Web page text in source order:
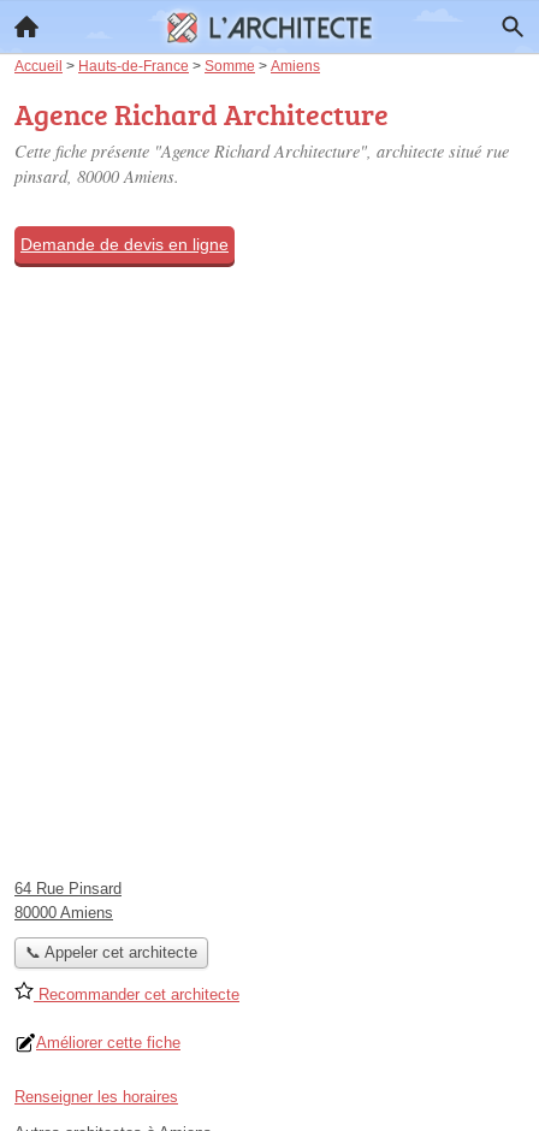
Accueil > Hauts-de-France > Somme > Amiens
Agence Richard Architecture
Cette fiche présente "Agence Richard Architecture", architecte situé rue
pinsard, 80000 Amiens.
Demande de devis en ligne
64 Rue Pinsard
80000 Amiens
📞 Appeler cet architecte
Recommander cet architecte
Améliorer cette fiche
Renseigner les horaires